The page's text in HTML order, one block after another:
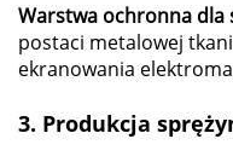
Warstwa ochronna dla
postaci metalowej
ekranowania
3. Produkcja